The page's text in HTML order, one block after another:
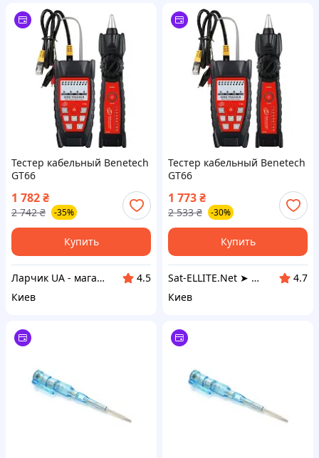
Тестер кабельный Benetech
GT66
1 782₴
2 742 ₴ -35%
Купить
Ларчик UA - магазин трендовых товаров
4.5
Киев
Тестер кабельный Benetech
GT66
1 773₴
2 533 ₴ -30%
Купить
Sat-ELLITE.Net ➤ ИНТЕРНЕТ-СУПЕРМАРКЕТ
4.7
Киев